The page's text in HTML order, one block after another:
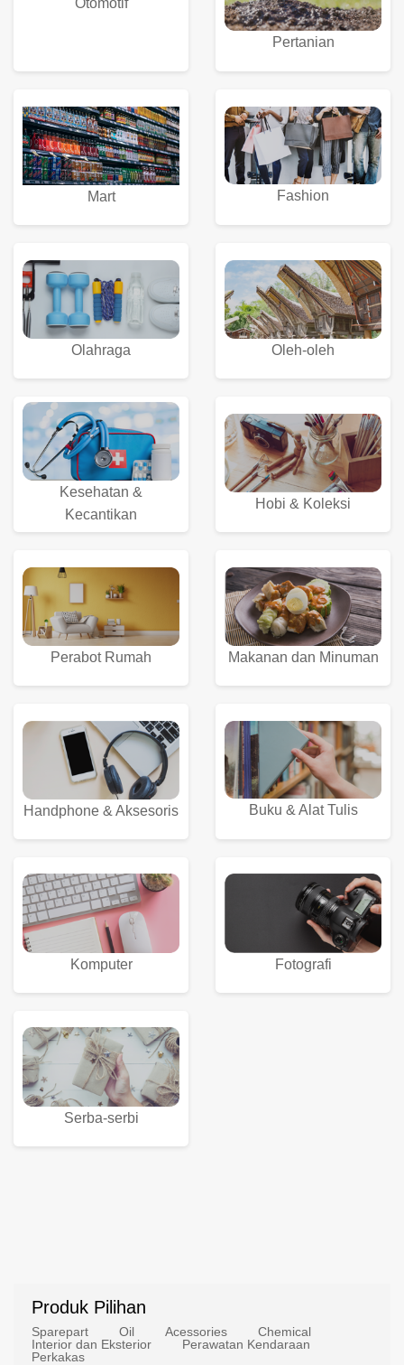
Otomotif
Pertanian
Mart Fashion
Olahraga Oleh-oleh
Kesehatan &
Kecantikan
Hobi & Koleksi
Perabot Rumah Makanan dan Minuman
Handphone & Aksesoris Buku & Alat Tulis
Komputer Fotografi
Serba-serbi
Produk Pilihan
Sparepart Oil Acessories
Chemical
Interior dan Eksterior
Perawatan Kendaraan
Perkakas